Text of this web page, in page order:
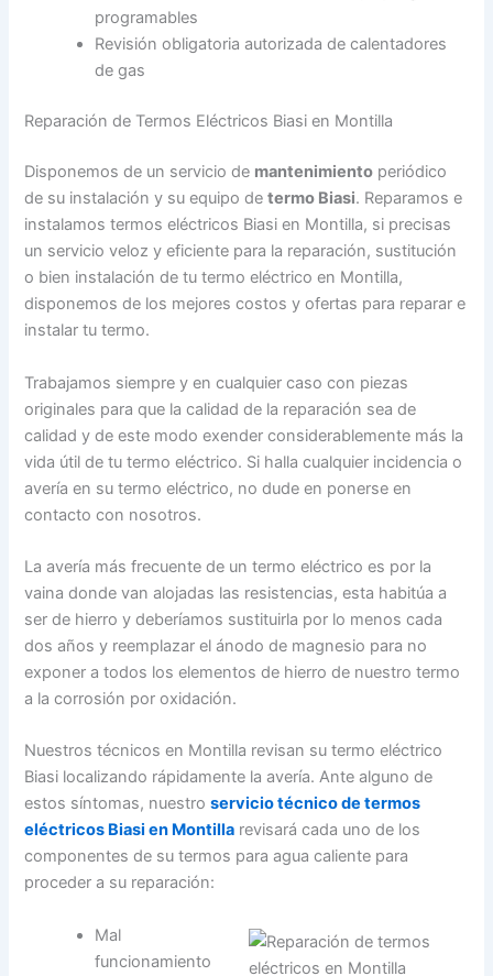
programables
Revisión obligatoria autorizada de calentadores
de gas
Reparación de Termos Eléctricos Biasi en Montilla
Disponemos de un servicio de mantenimiento periódico
de su instalación y su equipo determo Biasi. Reparamos e
instalamos termos eléctricos Biasi en Montilla, si precisas
un servicio veloz y eficiente para la reparación, sustitución
o bien instalación de tu termo eléctrico en Montilla,
disponemos de los mejores costos y ofertas para reparar e
instalar tu termo.
Trabajamos siempre y en cualquier caso con piezas
originales para que la calidad de la reparación sea de
calidad y de este modo exender considerablemente más la
vida útil de tu termo eléctrico. Si halla cualquier incidencia o
avería en su termo eléctrico, no dude en ponerse en
contacto con nosotros.
La avería más frecuente de un termo eléctrico es por la
vaina donde van alojadas las resistencias, esta habitúa a
ser de hierro y deberíamos sustituirla por lo menos cada
dos años y reemplazar el ánodo de magnesio para no
exponer a todos los elementos de hierro de nuestro termo
a la corrosión por oxidación.
Nuestros técnicos en Montilla revisan su termo eléctrico
Biasi localizando rápidamente la avería. Ante alguno de
estos síntomas, nuestroservicio técnico de termos
eléctricos Biasi en Montilla revisará cada uno de los
componentes de su termos para agua caliente para
proceder a su reparación:
Mal
funcionamiento